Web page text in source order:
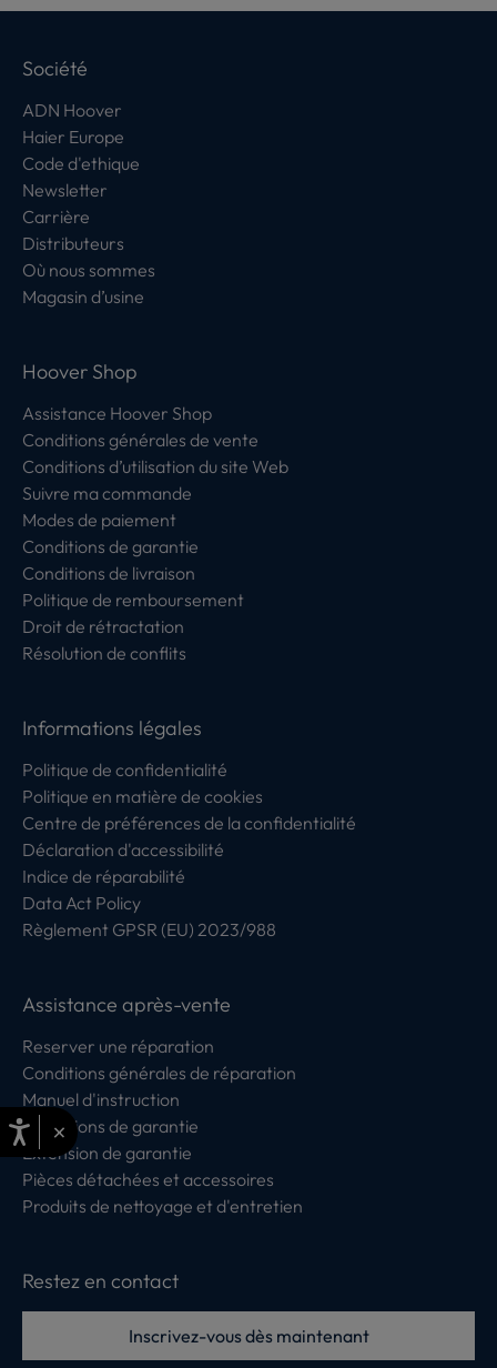
Société
ADN Hoover
Haier Europe
Code d'ethique
Newsletter
Carrière
Distributeurs
Où nous sommes
Magasin d’usine
Hoover Shop
Assistance Hoover Shop
Conditions générales de vente
Conditions d’utilisation du site Web
Suivre ma commande
Modes de paiement
Conditions de garantie
Conditions de livraison
Politique de remboursement
Droit de rétractation
Résolution de conflits
Informations légales
Politique de confidentialité
Politique en matière de cookies
Centre de préférences de la confidentialité
Déclaration d'accessibilité
Indice de réparabilité
Data Act Policy
Règlement GPSR (EU) 2023/988
Assistance après-vente
Reserver une réparation
Conditions générales de réparation
Manuel d'instruction
Conditions de garantie
Extension de garantie
Pièces détachées et accessoires
Produits de nettoyage et d'entretien
Restez en contact
Inscrivez-vous dès maintenant
×